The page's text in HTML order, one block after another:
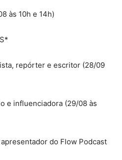
às 10h e 14h)
repórter e escritor (28/09
e influenciadora (29/08 às
do Flow Podcast